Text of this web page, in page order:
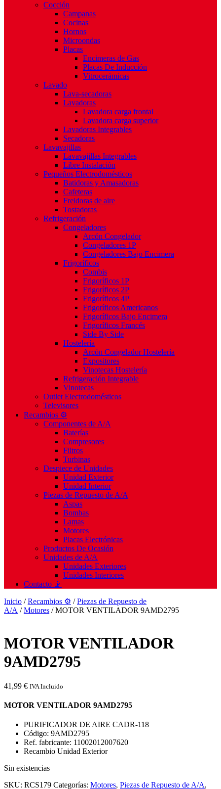
Cocción
Campanas
Cocinas
Hornos
Microondas
Placas
Encimeras de Gas
Placas De Inducción
Vitrocerámicas
Lavado
Lava-secadoras
Lavadoras
Lavadora carga frontal
Lavadora carga superior
Lavadoras Integrables
Secadoras
Lavavajillas
Lavavajillas Integrables
Libre Instalación
Pequeños Electrodomésticos
Batidoras y Amasadoras
Cafeteras
Freidoras de aire
Tostadoras
Refrigeración
Congeladores
Arcón Congelador
Congeladores 1P
Congeladores Bajo Encimera
Frigoríficos
Combis
Frigoríficos 1P
Frigoríficos 2P
Frigoríficos 4P
Frigoríficos Americanos
Frigoríficos Bajo Encimera
Frigoríficos Francés
Side By Side
Hostelería
Arcón Congelador Hostelería
Expositores
Vinotecas Hostelería
Refrigeración Integrable
Vinotecas
Outlet Electrodomésticos
Televisores
Recambios ⚙️
Componentes de A/A
Baterías
Compresores
Filtros
Turbinas
Despiece de Unidades
Unidad Exterior
Unidad Interior
Piezas de Repuesto de A/A
Aspas
Bombas
Lamas
Motores
Placas Electrónicas
Productos De Ocasión
Unidades de A/A
Unidades Exteriores
Unidades Interiores
Contacto 📡
Inicio /Recambios ⚙️ /Piezas de Repuesto de
A/A /Motores / MOTOR VENTILADOR 9AMD2795
MOTOR VENTILADOR
9AMD2795
41,99 € IVA Incluido
MOTOR VENTILADOR 9AMD2795
PURIFICADOR DE AIRE CADR-118
Código: 9AMD2795
Ref. fabricante: 11002012007620
Recambio Unidad Exterior
Sin existencias
SKU: RCS179 Categorías: Motores, Piezas de Repuesto de A/A,